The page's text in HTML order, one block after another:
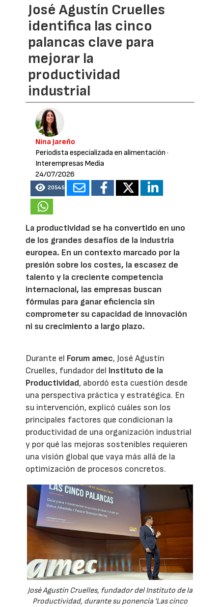
José Agustín Cruelles
identifica las cinco
palancas clave para
mejorar la
productividad
industrial
Nina Jareño
Periodista especializada en alimentación ·
Interempresas Media
24/07/2026
20545
La productividad se ha convertido en uno
de los grandes desafíos de la industria
europea. En un contexto marcado por la
presión sobre los costes, la escasez de
talento y la creciente competencia
internacional, las empresas buscan
fórmulas para ganar eficiencia sin
comprometer su capacidad de innovación
ni su crecimiento a largo plazo.
Durante el Forum amec, José Agustín
Cruelles, fundador del Instituto de la
Productividad, abordó esta cuestión desde
una perspectiva práctica y estratégica. En
su intervención, explicó cuáles son los
principales factores que condicionan la
productividad de una organización industrial
y por qué las mejoras sostenibles requieren
una visión global que vaya más allá de la
optimización de procesos concretos.
José Agustín Cruelles, fundador del Instituto de la
Productividad, durante su ponencia 'Las cinco